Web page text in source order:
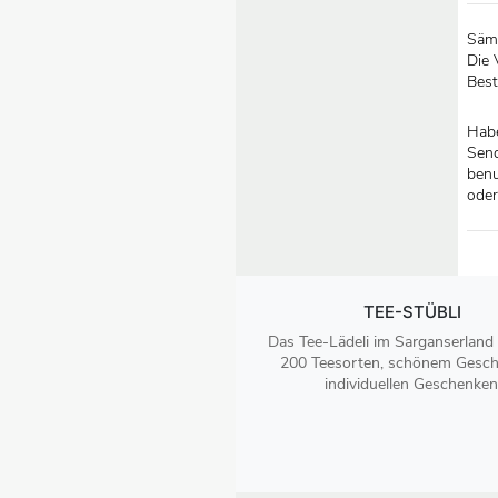
Die
TEE-STÜBLI
Das Tee-Lädeli im
200 Teesorten, schönem
individuellen